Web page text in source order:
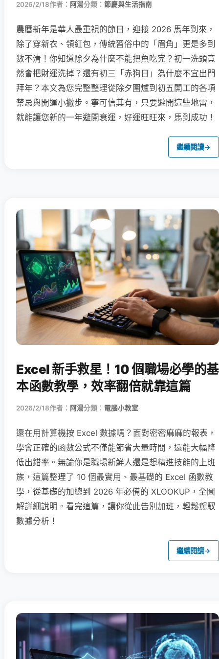
2026/2/18作者： 阿湯分類： 節慶與生活指南
農曆新年是華人最重視的節日，迎接 2026 馬年到來，
除了穿新衣、領紅包，傳統習俗中的「眉角」更是多到
數不清！你知道除夕為什麼不能把魚吃完？初一洗頭竟
然會把財運洗掉？還有初三「赤狗日」為什麼不宜出門
拜年？本文為您完整整理從除夕圍爐到初五開工的各項
禁忌與開運小撇步。寧可信其有，只要避開這些地雷，
就能讓您新的一年避開衰運，好運旺旺來，馬到成功！
繼續閱讀→
Excel 新手救星！10 個職場必學的基
本函數教學，效率翻倍就靠這篇
2026/2/18作者： 阿湯分類： 電腦小教室
還在用計算機按 Excel 數據嗎？面對密密麻麻的報表，
學會正確的函數公式不僅能節省大量時間，還能大幅降
低出錯率。無論你是職場新鮮人還是想精進技能的上班
族，這篇整理了 10 個最實用、最基礎的 Excel 函數教
學，從基礎的加總到 2026 年必備的 XLOOKUP，全圖
解詳細說明。看完這篇，讓你從此告別加班，輕鬆駕馭
數據分析！
繼續閱讀→